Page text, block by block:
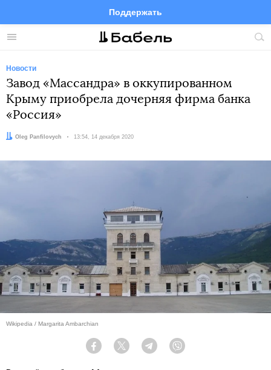
Меню
Поддержать
FacebookTelegramTwitter
Новости
Завод «Массандра» в оккупированном
Крыму приобрела дочерняя фирма банка
«Россия»
Автор:
Oleg Panfilovych Дата:
13:54, 14 декабря 2020
Wikipedia / Margarita Ambarchian
Facebook Twitter Telegram